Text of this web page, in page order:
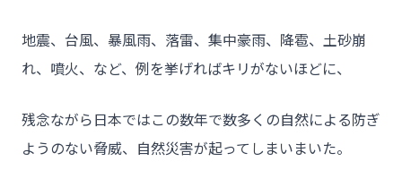
地震、台風、暴風雨、落雷、集中豪雨、降雹、土砂崩
れ、噴火、など、例を挙げればキリがないほどに、
残念ながら日本ではこの数年で数多くの自然による防ぎ
ようのない脅威、自然災害が起ってしまいまいた。